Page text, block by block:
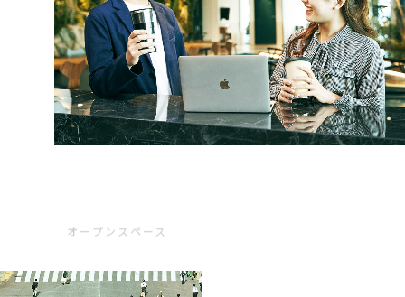
オープンスペース